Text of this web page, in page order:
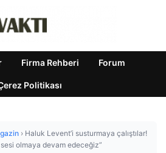
Firma Rehberi Forum
Politikası
› Haluk Levent’i susturmaya çalıştılar!
olmaya devam edeceğiz”